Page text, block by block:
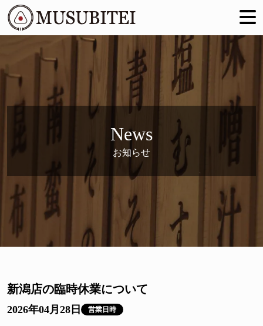
News
お知らせ
新潟店の臨時休業について
2026年04月28日 営業日時